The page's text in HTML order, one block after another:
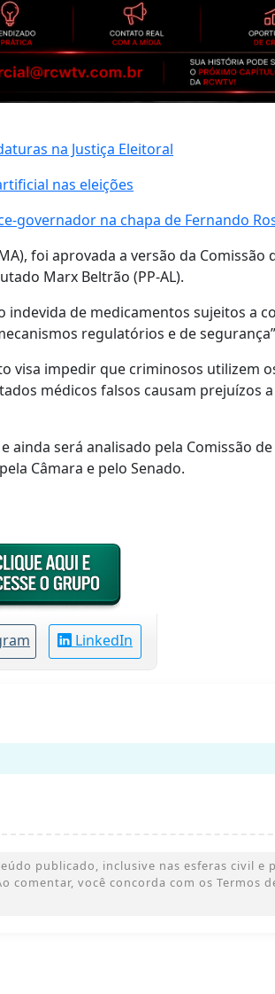
na Justiça Eleitoral
nas eleições
governador na chapa de Fernando
foi aprovada a versão da Comissão
Marx Beltrão (PP-AL).
indevida de medicamentos sujeitos a
regulatórios e de
visa impedir que criminosos utilizem
médicos falsos causam prejuízos
será analisado pela Comissão
Câmara e pelo Senado.
LinkedIn
publicado, inclusive nas esferas civil e
comentar, você concorda com os Termos